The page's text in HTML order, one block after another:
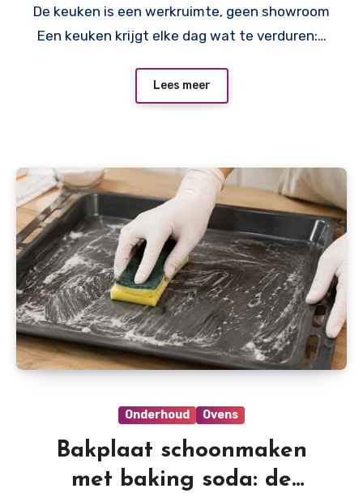
De keuken is een werkruimte, geen showroom
Een keuken krijgt elke dag wat te verduren:…
Lees meer
Onderhoud Ovens
Bakplaat schoonmaken
met baking soda: de